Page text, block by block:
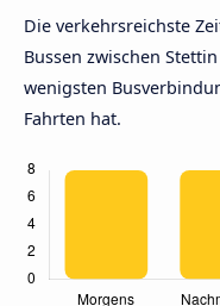
Die verkehrsreichste
Bussen zwischen
wenigsten
Fahrten hat.